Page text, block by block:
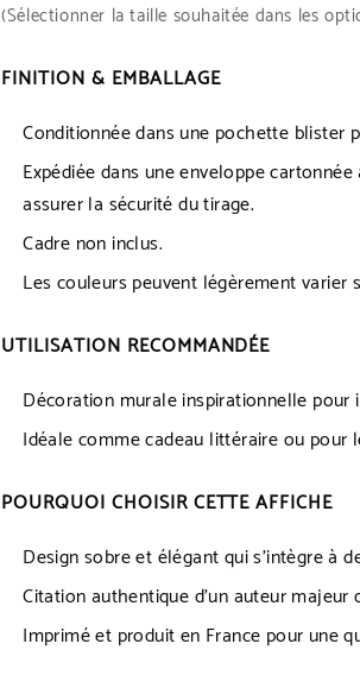
(Sélectionner la taille souhaitée dans les
FINITION & EMBALLAGE
Conditionnée dans une pochette blister
Expédiée dans une enveloppe
assurer la sécurité du tirage.
Cadre non inclus.
Les couleurs peuvent légèrement varier
UTILISATION RECOMMANDÉE
Décoration murale inspirationnelle pour
Idéale comme cadeau littéraire ou pour
POURQUOI CHOISIR CETTE AFFICHE
Design sobre et élégant qui s’intègre à
Citation authentique d’un auteur majeur
Imprimé et produit en France pour une